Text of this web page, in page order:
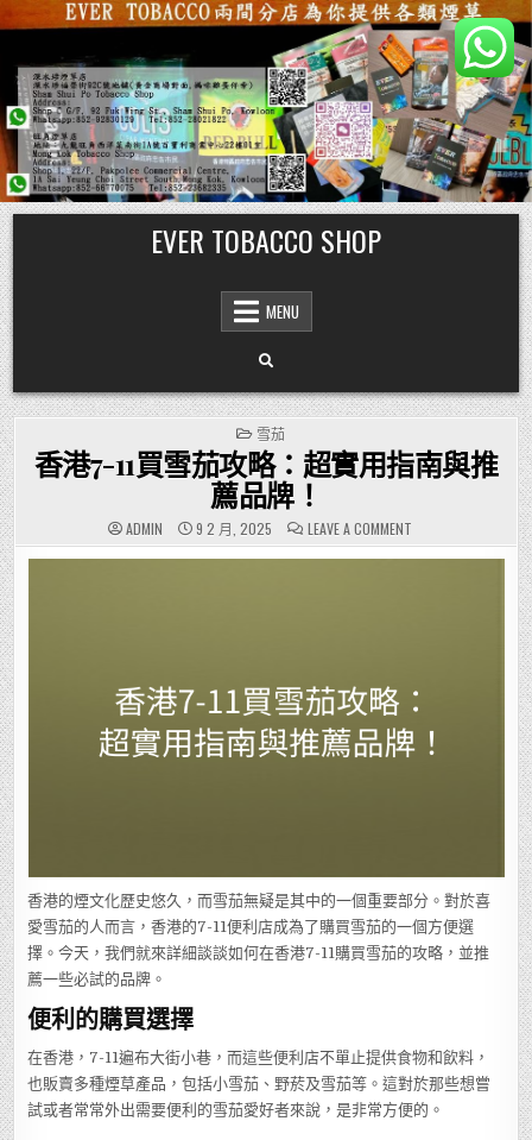
Skip
to
content
EVER TOBACCO SHOP
MENU
POSTED
IN
雪茄
香港7-11買雪茄攻略：超實用指南與推
薦品牌！
ADMIN 9 2 月, 2025 LEAVE A COMMENT
香
港
用
指
南
與
推
香港的煙文化歷史悠久，而雪茄無疑是其中的一個重要部分。對於喜
愛雪茄的人而言，香港的7-11便利店成為了購買雪茄的一個方便選
擇。今天，我們就來詳細談談如何在香港7-11購買雪茄的攻略，並推
薦一些必試的品牌。
便利的購買選擇
在香港，7-11遍布大街小巷，而這些便利店不單止提供食物和飲料，
也販賣多種煙草產品，包括小雪茄、野菸及雪茄等。這對於那些想嘗
試或者常常外出需要便利的雪茄愛好者來說，是非常方便的。